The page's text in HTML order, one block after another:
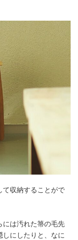
て収納することがで
には汚れた箒の毛先
しにしたりと、なに